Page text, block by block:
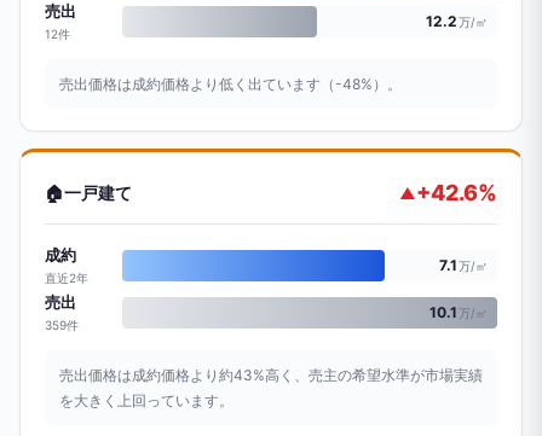
売出
12件
12.2万/㎡
売出価格は成約価格より低く出ています（-48%）。
🏠一戸建て ▲+42.6%
成約
直近2年
7.1万/㎡
売出
359件
10.1万/㎡
売出価格は成約価格より約43%高く、売主の希望水準が市場実績
を大きく上回っています。